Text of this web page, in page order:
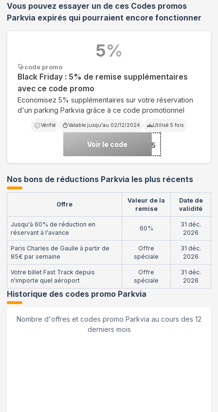
Vous pouvez essayer un de ces Codes promos
Parkvia expirés qui pourraient encore fonctionner
code promo
Black Friday : 5% de remise supplémentaires
avec ce code promo
Economisez 5% supplémentaires sur votre réservation
d'un parking Parkvia grâce à ce code promotionnel
Vérifié Valable jusqu'au 02/12/2024 Utilisé 5 fois
Voir le code
***CKFRIDAY5
5%
Nos bons de réductions Parkvia les plus récents
Offre
Valeur de la
remise
Date de
validité
Jusqu'à 60% de réduction en
réservant à l'avance
60%
31 déc.
2026
Paris Charles de Gaulle à partir de
85€ par semaine
Offre
spéciale
31 déc.
2026
Votre billet Fast Track depuis
n'importe quel aéroport
Offre
spéciale
31 déc.
2026
Historique des codes promo Parkvia
Nombre d'offres et codes promo Parkvia au cours des 12
derniers mois